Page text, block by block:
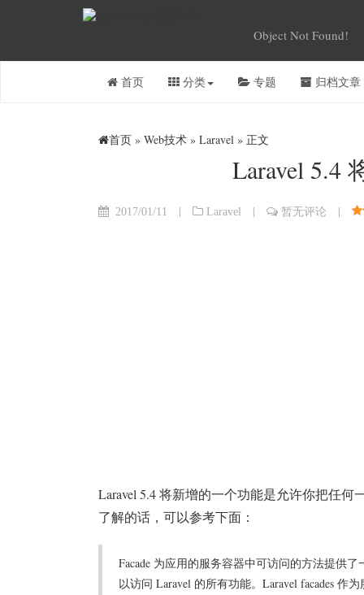
Object Not Found!
首页 分类 专题 归档文章
首页 » Web技术 » Laravel » 正文
Laravel 5.4
2017/01/11 | Laravel | 暂无评论 |
Laravel 5.4 将新增的一个功能是允许你把任何
了解的话，可以参考下面：
Facade 为应用的服务容器中可访问的方法提供了
以访问 Laravel 的所有功能。Laravel facades 作